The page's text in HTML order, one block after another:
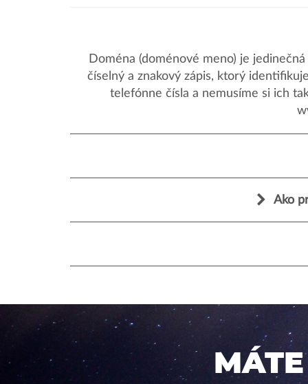
Doména (doménové meno) je
číselný a znakový zápis, ktorý
telefónne čísla a nemusíme si ich
Ako